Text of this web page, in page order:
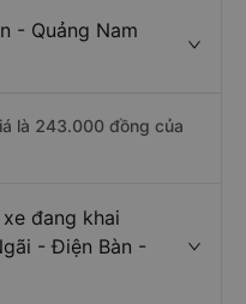
- Quảng Nam
là 243.000 đồng của
đang khai
- Điện Bàn -